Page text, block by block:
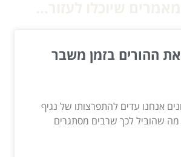
ההורים בזמן משבר
אנחנו עדים להתפרצותו של נגיף
מה שהוביל לכך שרבים מסתגרים